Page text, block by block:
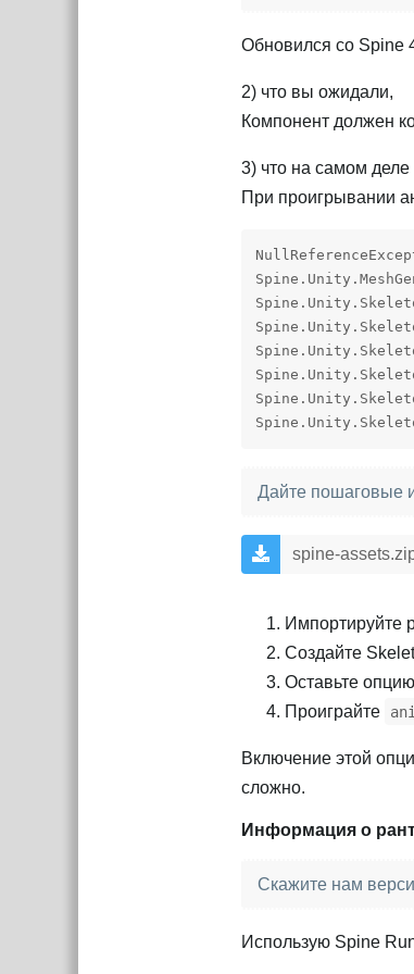
Обновился со Spine
2) что вы ожидали,
Компонент должен
3) что на самом
При проигрывании
Дайте пошаговые
spine-
Импортируйте
Создайте
Оставьте опцию
Проиграйте
Включение этой
сложно.
Информация о
Скажите нам
Использую Spine